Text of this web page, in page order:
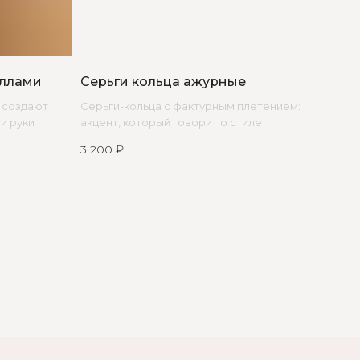
руки
Серьги кольца ажурные
Серьги-кольца с фактурным плетением:
акцент, который говорит о стиле
3 200 ₽
Не бриллианты,
потому что по любви